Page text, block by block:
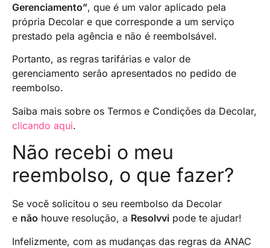
Gerenciamento”, que é um valor aplicado pela
própria Decolar e que corresponde a um serviço
prestado pela agência e não é reembolsável.
Portanto, as regras tarifárias e valor de
gerenciamento serão apresentados no pedido de
reembolso.
Saiba mais sobre os Termos e Condições da Decolar,
clicando aqui.
Não recebi o meu
reembolso, o que fazer?
Se você solicitou o seu reembolso da Decolar
e não houve resolução, a Resolvvi pode te ajudar!
Infelizmente, com as mudanças das regras da ANAC